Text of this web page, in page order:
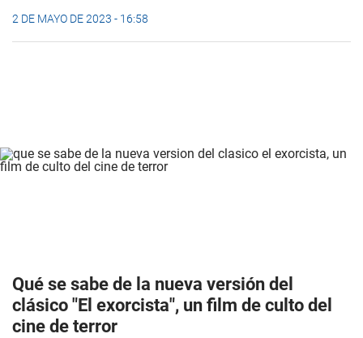
2 DE MAYO DE 2023 - 16:58
Qué se sabe de la nueva versión del
clásico "El exorcista", un film de culto del
cine de terror